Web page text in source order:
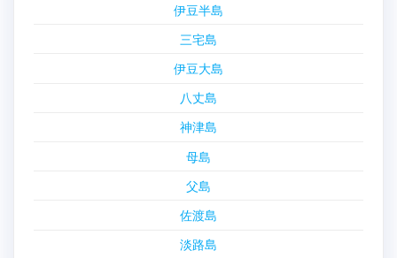
伊豆半島
三宅島
伊豆大島
八丈島
神津島
母島
父島
佐渡島
淡路島